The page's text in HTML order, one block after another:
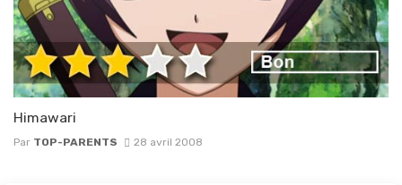
Himawari
Par TOP-PARENTS 28 avril 2008